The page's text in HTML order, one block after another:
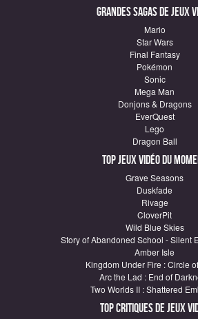
Grandes sagas de Jeux
Mario
Star Wars
Final Fantasy
Pokémon
Sonic
Mega Man
Donjons & Dragons
EverQuest
Lego
Dragon Ball
Top Jeux vidéo du
Grave Seasons
Duskfade
Rivage
CloverPit
Wild Blue Skies
Story of Abandoned School - Silent
Amber Isle
Kingdom Under Fire : Circle
Arc the Lad : End of
Two Worlds II : Shattered
Top critiques de Jeux